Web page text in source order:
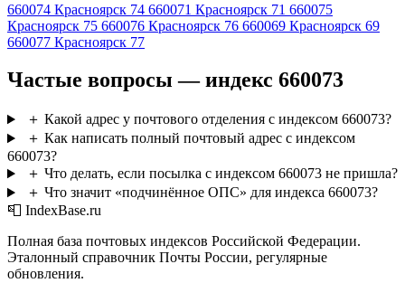
660074 Красноярск 74 660071 Красноярск 71 660075
Красноярск 75 660076 Красноярск 76 660069 Красноярск 69
660077 Красноярск 77
Частые вопросы — индекс 660073
＋ Какой адрес у почтового отделения с индексом 660073?
＋ Как написать полный почтовый адрес с индексом
660073?
＋ Что делать, если посылка с индексом 660073 не пришла?
＋ Что значит «подчинённое ОПС» для индекса 660073?
📮 IndexBase.ru
Полная база почтовых индексов Российской Федерации.
Эталонный справочник Почты России, регулярные
обновления.